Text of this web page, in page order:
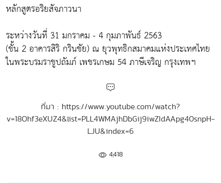
หลักสูตรอริยสัจภาวนา
ระหว่างวันที่ 31 มกราคม - 4 กุมภาพันธ์ 2563
(ชั้น 2 อาคารสิริ กรินชัย) ณ ยุวพุทธิกสมาคมแห่งประเทศไทย
ในพระบรมราชูปถัมภ์ เพชรเกษม 54 ภาษีเจริญ กรุงเทพฯ
ที่มา : https://www.youtube.com/watch?
v=18Ohf3eXUZ4&list=PLL4WMAjhDbGij9iwZIdAApg40snpH-
LJU&index=6
4,418